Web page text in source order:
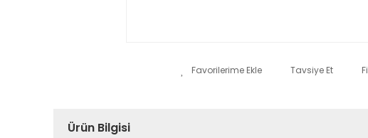
Tavsiye Et
Ürün Bilgisi